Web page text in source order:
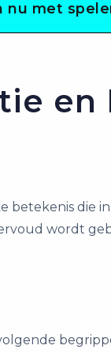
nu met
en
die
wordt